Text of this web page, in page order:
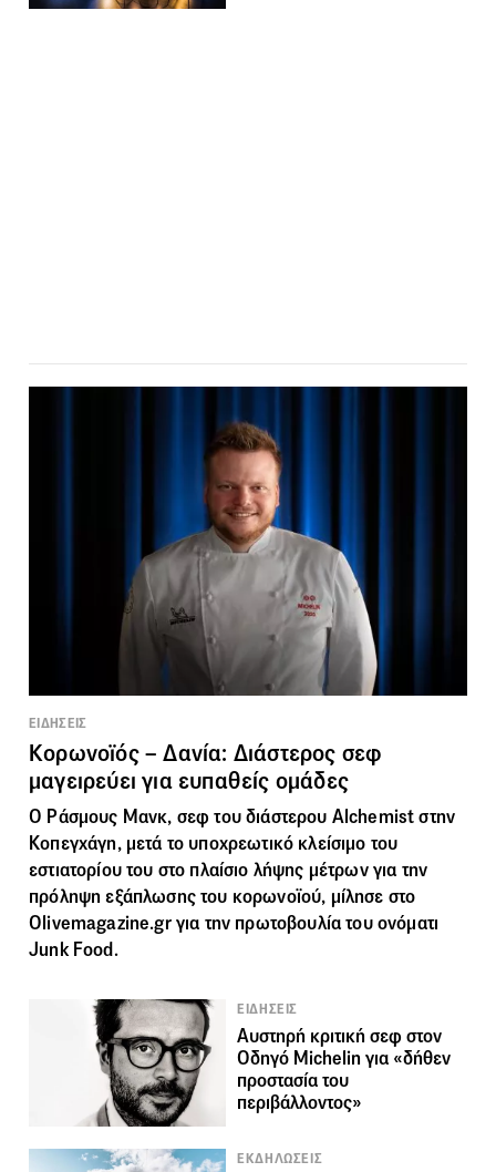
ΕΙΔΗΣΕΙΣ
Κορωνοϊός – Δανία: Διάστερος σεφ
μαγειρεύει για ευπαθείς ομάδες
Ο Ράσμους Μανκ, σεφ του διάστερου Alchemist στην
Κοπεγχάγη, μετά το υποχρεωτικό κλείσιμο του
εστιατορίου του στο πλαίσιο λήψης μέτρων για την
πρόληψη εξάπλωσης του κορωνοϊού, μίλησε στο
Olivemagazine.gr για την πρωτοβουλία του ονόματι
Junk Food.
ΕΙΔΗΣΕΙΣ
Αυστηρή κριτική σεφ στον
Οδηγό Michelin για «δήθεν
προστασία του
περιβάλλοντος»
ΕΚΔΗΛΩΣΕΙΣ